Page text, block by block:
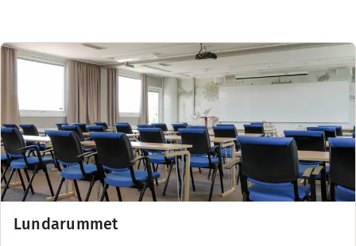
Lundarummet